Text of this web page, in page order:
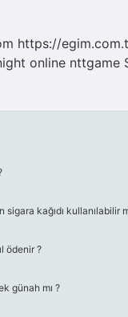
https://
online nttgame
sigara kağıdı kullanılabilir
ödenir ?
günah mı ?